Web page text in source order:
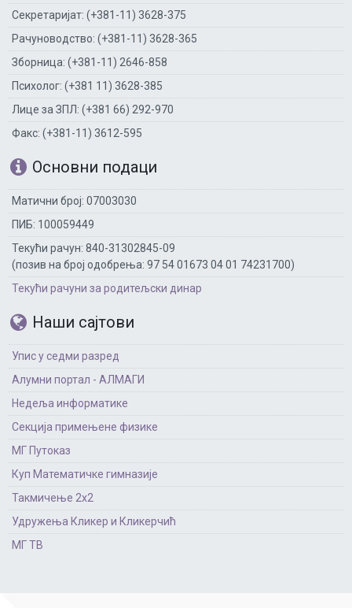
Секретаријат: (+381-11) 3628-375
Рачуноводство: (+381-11) 3628-365
Зборница: (+381-11) 2646-858
Психолог: (+381 11) 3628-385
Лице за ЗПЛ: (+381 66) 292-970
Факс: (+381-11) 3612-595
Основни подаци
Матични број: 07003030
ПИБ: 100059449
Текући рачун: 840-31302845-09
(позив на број одобрења: 97 54 01673 04 01 74231700)
Текући рачуни за родитељски динар
Наши сајтови
Упис у седми разред
Алумни портал - АЛМАГИ
Недеља информатике
Секција примењене физике
МГ Путоказ
Куп Математичке гимназије
Такмичење 2х2
Удружења Кликер и Кликерчић
МГ ТВ